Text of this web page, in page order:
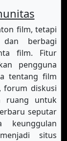
film, tetapi
berbagi
film. Fitur
pengguna
tentang film
forum diskusi
ruang untuk
seputar
keunggulan
situs